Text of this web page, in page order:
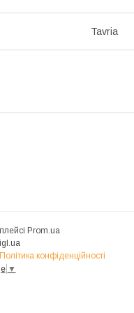
Tavria
Prom.ua
Політика конфіденційності
▼